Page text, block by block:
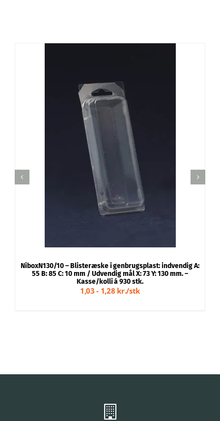
TILFØJ TIL KURV
/
NiboxN130/10 – Blisteræske i genbrugsplast: indvendig A:
55 B: 85 C: 10 mm / Udvendig mål X: 73 Y: 130 mm. –
Kasse/kolli á 930 stk.
1,03 - 1,28 kr./stk